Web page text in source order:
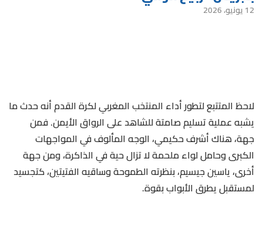
12 يونيو، 2026
لاحظ المتتبع لتطور أداء المنتخب المغربي لكرة القدم أنه حدث ما
يشبه عملية تسليم صامتة للشاهد على الرواق الأيمن. فمن
جهة، هناك أشرف حكيمي، الوجه المألوف في المواجهات
الكبرى وحامل لواء ملحمة لا تزال حية في الذاكرة، ومن جهة
أخرى، ياسين جيسيم، بنظرته الطموحة وساقيه الفتيتين، كتجسيد
لمستقبل يطرق الأبواب بقوة.